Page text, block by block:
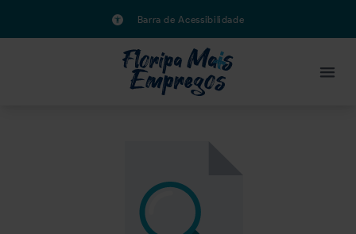
Barra de Acessibilidade